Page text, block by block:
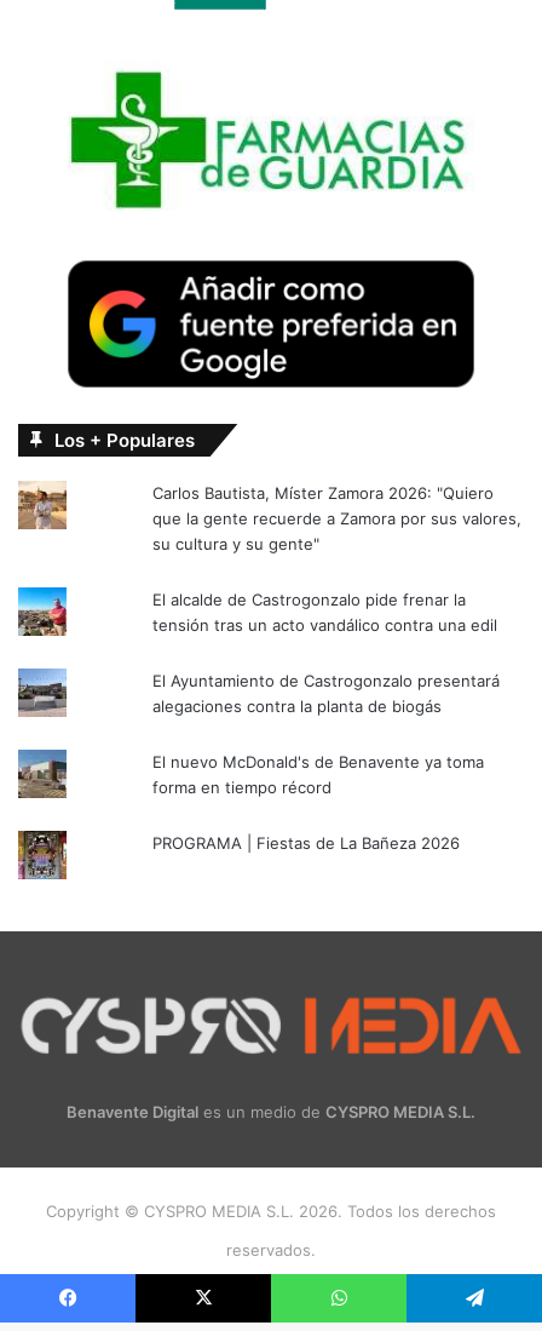
Los + Populares
Carlos Bautista, Míster Zamora 2026: "Quiero
que la gente recuerde a Zamora por sus valores,
su cultura y su gente"
El alcalde de Castrogonzalo pide frenar la
tensión tras un acto vandálico contra una edil
El Ayuntamiento de Castrogonzalo presentará
alegaciones contra la planta de biogás
El nuevo McDonald's de Benavente ya toma
forma en tiempo récord
PROGRAMA | Fiestas de La Bañeza 2026
Benavente Digital es un medio de CYSPRO MEDIA S.L.
Copyright © CYSPRO MEDIA S.L. 2026. Todos los derechos
reservados.
Instagram
Facebook X WhatsApp Telegram